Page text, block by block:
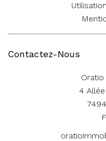
Contactez-Nous
4